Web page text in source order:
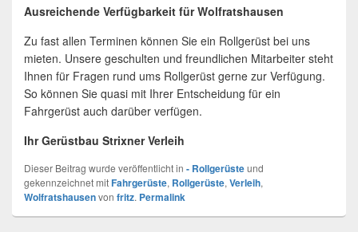
Ausreichende Verfügbarkeit für Wolfratshausen
Zu fast allen Terminen können Sie ein Rollgerüst bei uns
mieten. Unsere geschulten und freundlichen Mitarbeiter steht
Ihnen für Fragen rund ums Rollgerüst gerne zur Verfügung.
So können Sie quasi mit Ihrer Entscheidung für ein
Fahrgerüst auch darüber verfügen.
Ihr Gerüstbau Strixner Verleih
Dieser Beitrag wurde veröffentlicht in - Rollgerüsteund
gekennzeichnet mitFahrgerüste, Rollgerüste, Verleih,
Wolfratshausenvon fritz. Permalink